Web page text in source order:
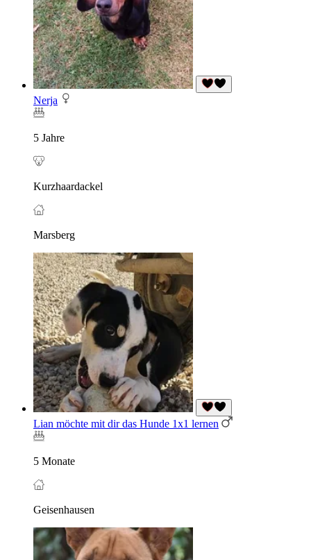
Nerja
5 Jahre
Kurzhaardackel
Marsberg
Lian möchte mit dir das Hunde 1x1 lernen
5 Monate
Geisenhausen